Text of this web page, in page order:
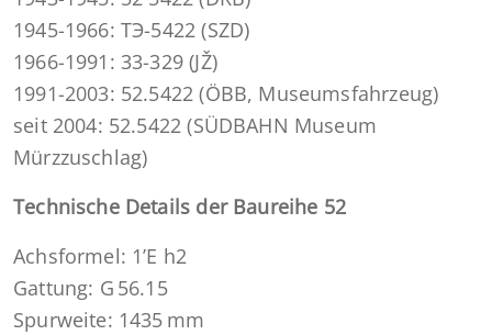
1945-1966: TЭ-5422 (SZD)
1966-1991: 33-329 (JŽ)
1991-2003: 52.5422 (ÖBB, Museumsfahrzeug)
seit 2004: 52.5422 (SÜDBAHN Museum
Mürzzuschlag)
Technische Details der Baureihe 52
Achsformel: 1’E h2
Gattung: G 56.15
Spurweite: 1435 mm